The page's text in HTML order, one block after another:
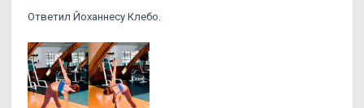
Ответил Йоханнесу Клебо.